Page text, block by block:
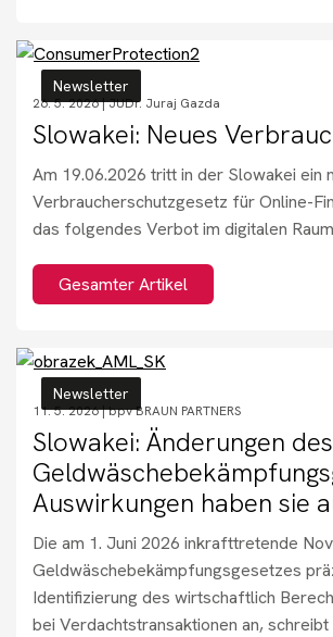
Newsletter
26. 5. 2026 |JUDr. Juraj Gazda
Slowakei: Neues
Am 19.06.2026 tritt in der Slowakei ein
Verbraucherschutzgesetz für Online-
das folgendes Verbot im digitalen
Gesamter Artikel
Newsletter
11. 5. 2026 |bpv BRAUN PARTNERS
Slowakei: Änderungen des
Auswirkungen haben sie
Die am 1. Juni 2026 inkrafttretende
Geldwäschebekämpfungsgesetzes
Identifizierung des wirtschaftlich
bei Verdachtstransaktionen an,